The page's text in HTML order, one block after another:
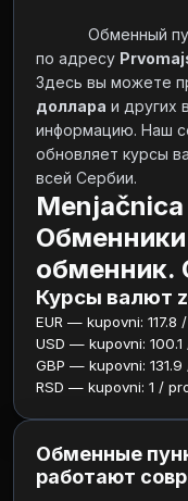
Обменный
по адресу
Здесь вы можете
доллара и других
информацию. Наш
обновляет курсы
всей Сербии.
обменник.
Курсы валют
EUR — kupovni: 117.8
USD — kupovni: 100.1
GBP — kupovni: 131.9
RSD — kupovni: 1 /
Обменные
работают